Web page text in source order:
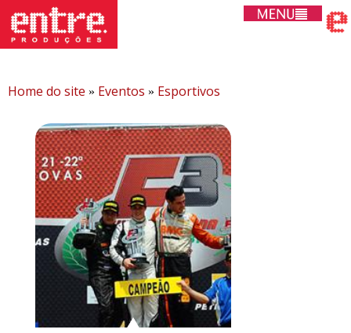
Home do site » Eventos » Esportivos